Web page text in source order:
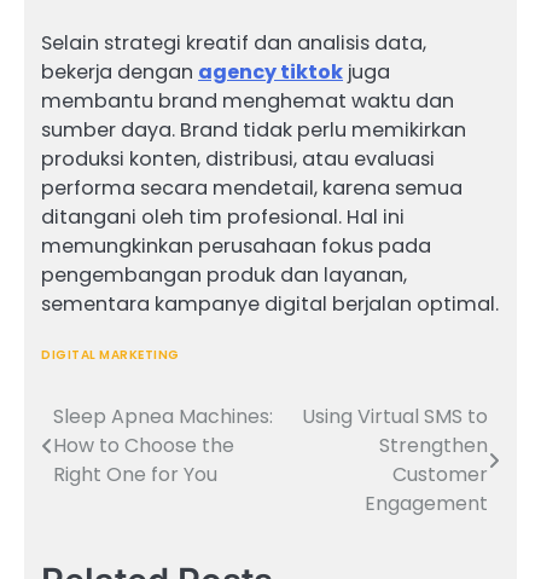
Selain strategi kreatif dan analisis data,
bekerja dengan agency tiktok juga
membantu brand menghemat waktu dan
sumber daya. Brand tidak perlu memikirkan
produksi konten, distribusi, atau evaluasi
performa secara mendetail, karena semua
ditangani oleh tim profesional. Hal ini
memungkinkan perusahaan fokus pada
pengembangan produk dan layanan,
sementara kampanye digital berjalan optimal.
DIGITAL MARKETING
Post
navigation
Sleep Apnea Machines:
How to Choose the
Right One for You
Using Virtual SMS to
Strengthen
Customer
Engagement